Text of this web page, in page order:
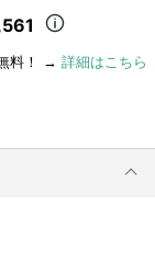
料！ → 詳細はこちら